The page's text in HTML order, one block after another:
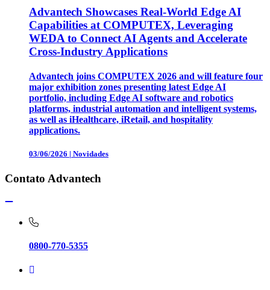
Advantech Showcases Real-World Edge AI
Capabilities at COMPUTEX, Leveraging
WEDA to Connect AI Agents and Accelerate
Cross-Industry Applications
Advantech joins COMPUTEX 2026 and will feature four
major exhibition zones presenting latest Edge AI
portfolio, including Edge AI software and robotics
platforms, industrial automation and intelligent systems,
as well as iHealthcare, iRetail, and hospitality
applications.
03/06/2026 | Novidades
Contato Advantech
0800-770-5355